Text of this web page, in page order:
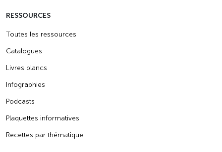
RESSOURCES
Toutes les ressources
Catalogues
Livres blancs
Infographies
Podcasts
Plaquettes informatives
Recettes par thématique